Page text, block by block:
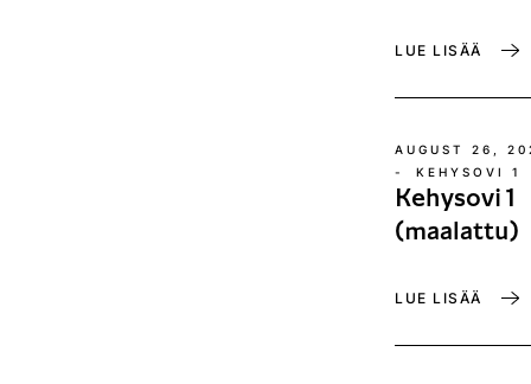
LUE LISÄÄ
AUGUST 26,
-
KEHYSOVI 1
Kehysovi 1
(maalattu)
LUE LISÄÄ